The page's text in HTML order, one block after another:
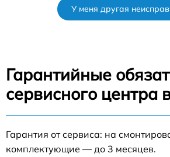
У меня другая
Гарантийные
сервисного центра
Гарантия от сервиса: на
комплектующие — до 3 месяцев.